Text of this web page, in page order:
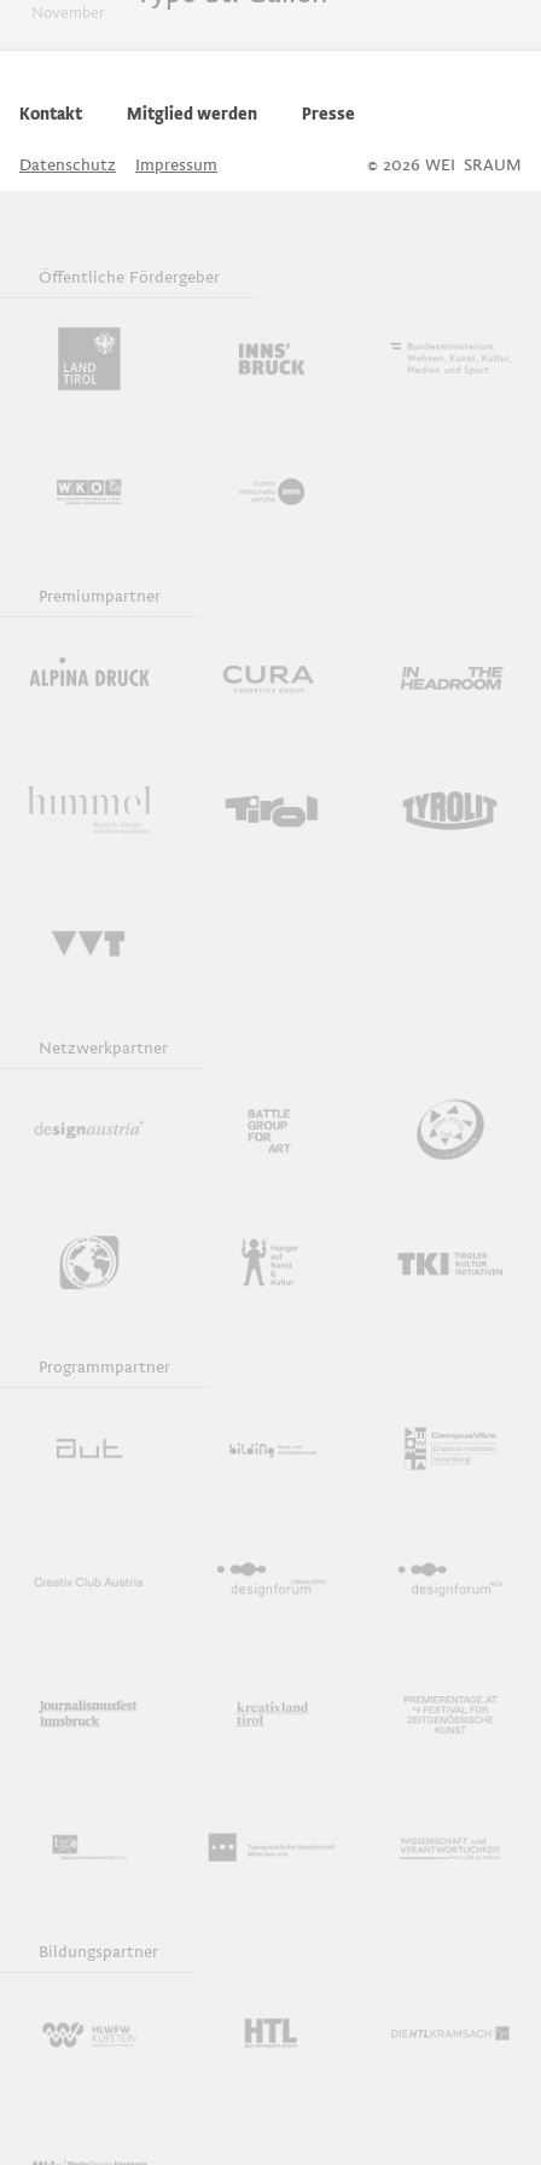
GrafiKIDS
Insight - Impulse und Gespräch
Buchpräsentationen
Empfehlung
Präsentation
Download iCal
November
Kontakt Mitglied werden Presse
Datenschutz Impressum © 2026 WEI SRAUM
Öffentliche Fördergeber
Premiumpartner
Netzwerkpartner
Programmpartner
Bildungspartner